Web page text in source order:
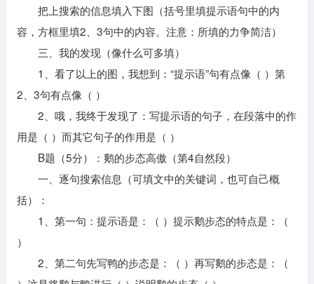
把上搜索的信息填入下图（括号里填提示语句中的内
容，方框里填2、3句中的内容。注意：所填的力争简洁）
三、我的发现（像什么可多填）
1、看了以上的图，我想到：“提示语”句有点像（ ）第
2、3句有点像（ ）
2、哦，我终于发现了：写提示语的句子，在段落中的作
用是（ ）而其它句子的作用是（ ）
B题（5分）：鹅的步态高傲（第4自然段）
一、逐句搜索信息（可填文中的关键词，也可自己概
括）：
1、第一句：提示语是：（ ）提示鹅步态的特点是：（
）
2、第二句先写鸭的步态是：（ ）再写鹅的步态是：（